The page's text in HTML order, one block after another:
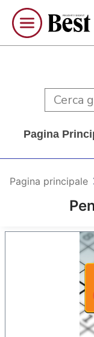
Pagina
Pagina principale